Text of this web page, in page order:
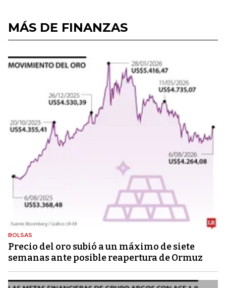
MÁS DE FINANZAS
BOLSAS
Precio del oro subió a un máximo de siete
semanas ante posible reapertura de Ormuz